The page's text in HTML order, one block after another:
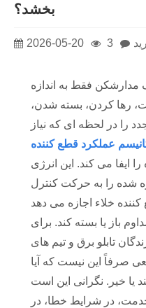
بخشد؟
2026-05-20 3
مدارشکن فقط به اندازه
رها کردن، بسته شدن،
را در لحظه ای که نیاز
عملکرد قطع کننده
ایفا می کند. این انرژی
شده را به حرکت کنترل
خلاء اجازه می دهد
باز یا بسته کند. برای
تابلو برق و تیم های
صرفاً این نیست که آیا
یا خیر. نگرانی این است
در شرایط خطا، در